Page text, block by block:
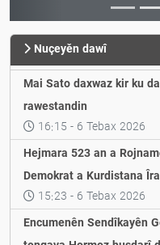
Kurdistana
Nuçeyěn dawî
Mai Sato daxwaz kir ku
rawestandin
16:15 - 6 Tebax 2026
Hejmara 523 an a
Demokrat a Kurdistana
15:23 - 6 Tebax 2026